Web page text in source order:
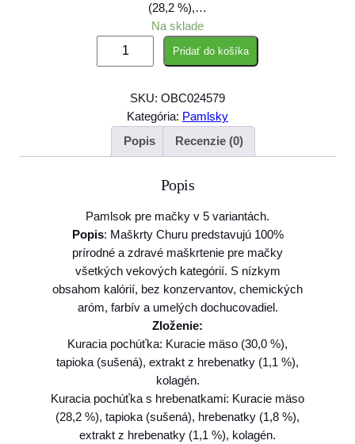
(28,2 %),…
Na sklade
v
b
h
Pridať do košíka
SKU: OBC024579
Kategória: Pamlsky
Popis
Recenzie (0)
Popis
Pamlsok pre mačky v 5 variantách.
Popis: Maškrty Churu predstavujú 100%
prírodné a zdravé maškrtenie pre mačky
všetkých vekových kategórií. S nízkym
obsahom kalórií, bez konzervantov, chemických
aróm, farbív a umelých dochucovadiel.
Zloženie:
Kuracia pochúťka: Kuracie mäso (30,0 %),
tapioka (sušená), extrakt z hrebenatky (1,1 %),
kolagén.
Kuracia pochúťka s hrebenatkami: Kuracie mäso
(28,2 %), tapioka (sušená), hrebenatky (1,8 %),
extrakt z hrebenatky (1,1 %), kolagén.